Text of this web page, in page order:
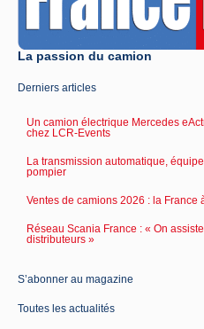
La passion du camion
Derniers articles
Un camion électrique Mercedes
chez LCR-Events
La transmission automatique,
pompier
Ventes de camions 2026 : la France
Réseau Scania France : « On
distributeurs »
S’abonner au magazine
Toutes les actualités